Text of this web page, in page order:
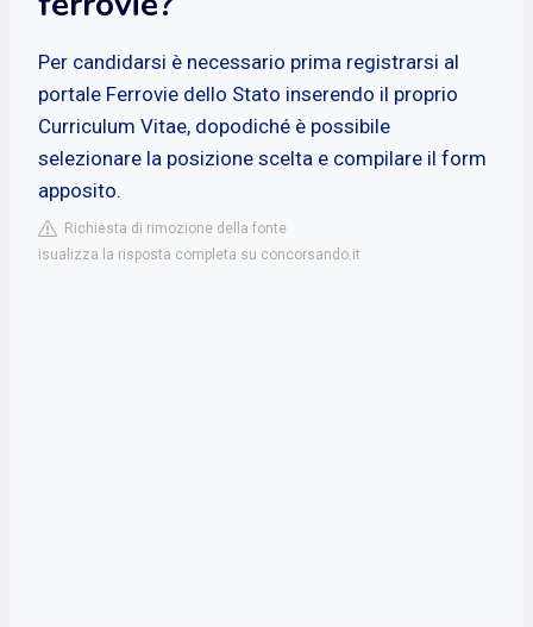
Per candidarsi è necessario prima registrarsi al
portale Ferrovie dello Stato inserendo il proprio
Curriculum Vitae, dopodiché è possibile
selezionare la posizione scelta e compilare il form
apposito.
Richiesta di rimozione della fonte
isualizza la risposta completa su concorsando.it